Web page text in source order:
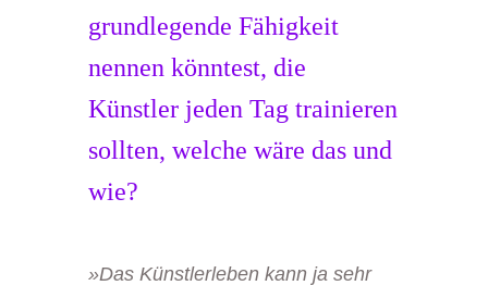
grundlegende Fähigkeit
nennen könntest, die
Künstler jeden Tag trainieren
sollten, welche wäre das und
wie?
»Das Künstlerleben kann ja sehr